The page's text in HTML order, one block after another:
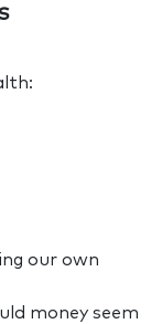
our own
money seem